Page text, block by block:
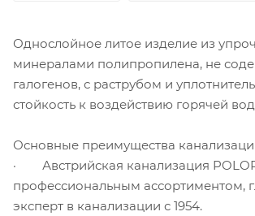
Однослойное литое изделие из
минералами полипропилена, не
галогенов, с раструбом и
стойкость к воздействию горячей
Основные преимущества
· Австрийская канализация
профессиональным ассортиментом,
эксперт в канализации с 1954.